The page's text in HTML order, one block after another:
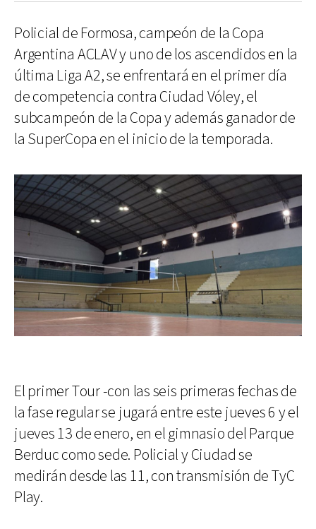
Policial de Formosa, campeón de la Copa
Argentina ACLAV y uno de los ascendidos en la
última Liga A2, se enfrentará en el primer día
de competencia contra Ciudad Vóley, el
subcampeón de la Copa y además ganador de
la SuperCopa en el inicio de la temporada.
El primer Tour -con las seis primeras fechas de
la fase regular se jugará entre este jueves 6 y el
jueves 13 de enero, en el gimnasio del Parque
Berduc como sede. Policial y Ciudad se
medirán desde las 11, con transmisión de TyC
Play.